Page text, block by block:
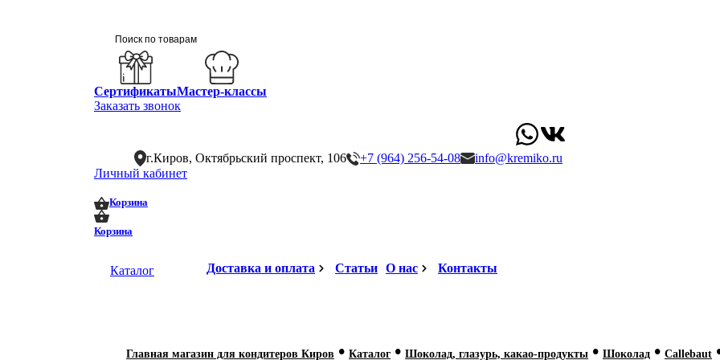
СертификатыМастер-классы
Заказать звонок
г.Киров, Октябрьский проспект, 106 +7 (964) 256-54-08
info@kremiko.ru
Личный кабинет
Корзина
Корзина
Каталог Доставка и оплата Статьи О нас Контакты
Главная магазин для кондитеров Киров • Каталог • Шоколад, глазурь, какао-продукты • Шоколад • Callebaut